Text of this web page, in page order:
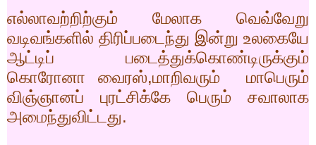
எல்லாவற்றிற்கும் மேலாக வெவ்வேறு
வடிவங்களில் திரிப்படைந்து இன்று உலகையே
ஆட்டிப் படைத்துக்கொண்டிருக்கும்
கொரோனா வைரஸ்,மாறிவரும் மாபெரும்
விஞ்ஞானப் புரட்சிக்கே பெரும் சவாலாக
அமைந்துவிட்டது.